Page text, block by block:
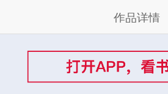
作品详情